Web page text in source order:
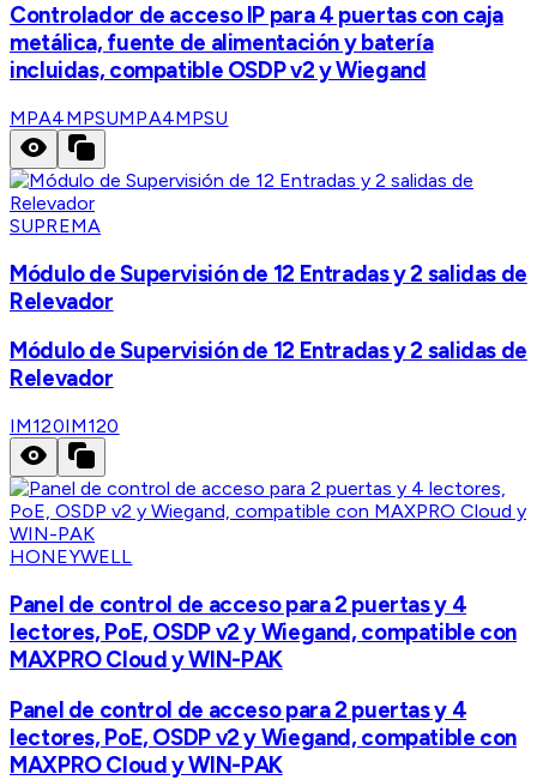
Controlador de acceso IP para 4 puertas con caja
metálica, fuente de alimentación y batería
incluidas, compatible OSDP v2 y Wiegand
MPA4MPSUMPA4MPSU
SUPREMA
Módulo de Supervisión de 12 Entradas y 2 salidas de
Relevador
Módulo de Supervisión de 12 Entradas y 2 salidas de
Relevador
IM120IM120
HONEYWELL
Panel de control de acceso para 2 puertas y 4
lectores, PoE, OSDP v2 y Wiegand, compatible con
MAXPRO Cloud y WIN-PAK
Panel de control de acceso para 2 puertas y 4
lectores, PoE, OSDP v2 y Wiegand, compatible con
MAXPRO Cloud y WIN-PAK